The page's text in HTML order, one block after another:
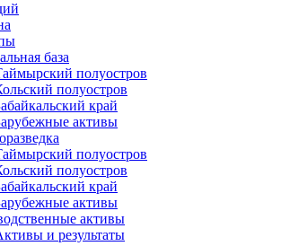
база
полуостров
полуостров
край
активы
полуостров
полуостров
край
активы
активы
и результаты